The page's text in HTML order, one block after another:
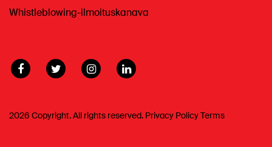
Whistleblowing-ilmoituskanava
2026 Copyright. All rights reserved. Privacy PolicyTerms